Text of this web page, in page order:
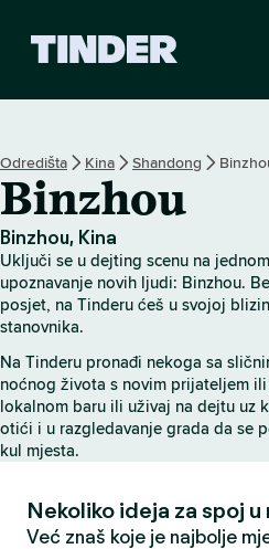
r
a
l
o
v
c
a
Odredišta Kina Shandong
Binzhou
Binzhou, Kina
Uključi se u dejting scenu na
upoznavanje novih ljudi: Binzhou.
posjet, na Tinderu ćeš u svojoj
stanovnika.
Na Tinderu pronađi nekoga sa
noćnog života s novim prijateljem
lokalnom baru ili uživaj na dejtu uz
otići i u razgledavanje grada da se
kul mjesta.
Nekoliko ideja za spoj u
Već znaš koje je najbolje